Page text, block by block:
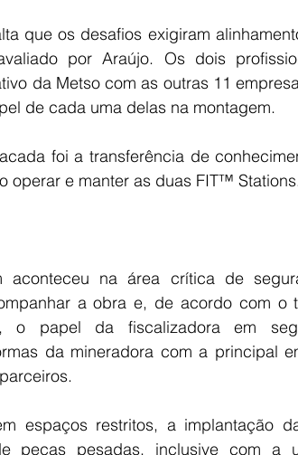
que os desafios exigiram
por Araújo. Os dois
da Metso com as outras 11
de cada uma delas na montagem.
foi a transferência de
operar e manter as duas FIT™
aconteceu na área crítica de
a obra e, de acordo com o
o papel da fiscalizadora em
da mineradora com a principal
espaços restritos, a implantação
peças pesadas, inclusive com a